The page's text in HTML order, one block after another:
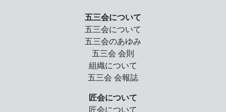
五三会について
五三会について
五三会のあゆみ
五三会 会則
組織について
五三会 会報誌
匠会について
匠会について